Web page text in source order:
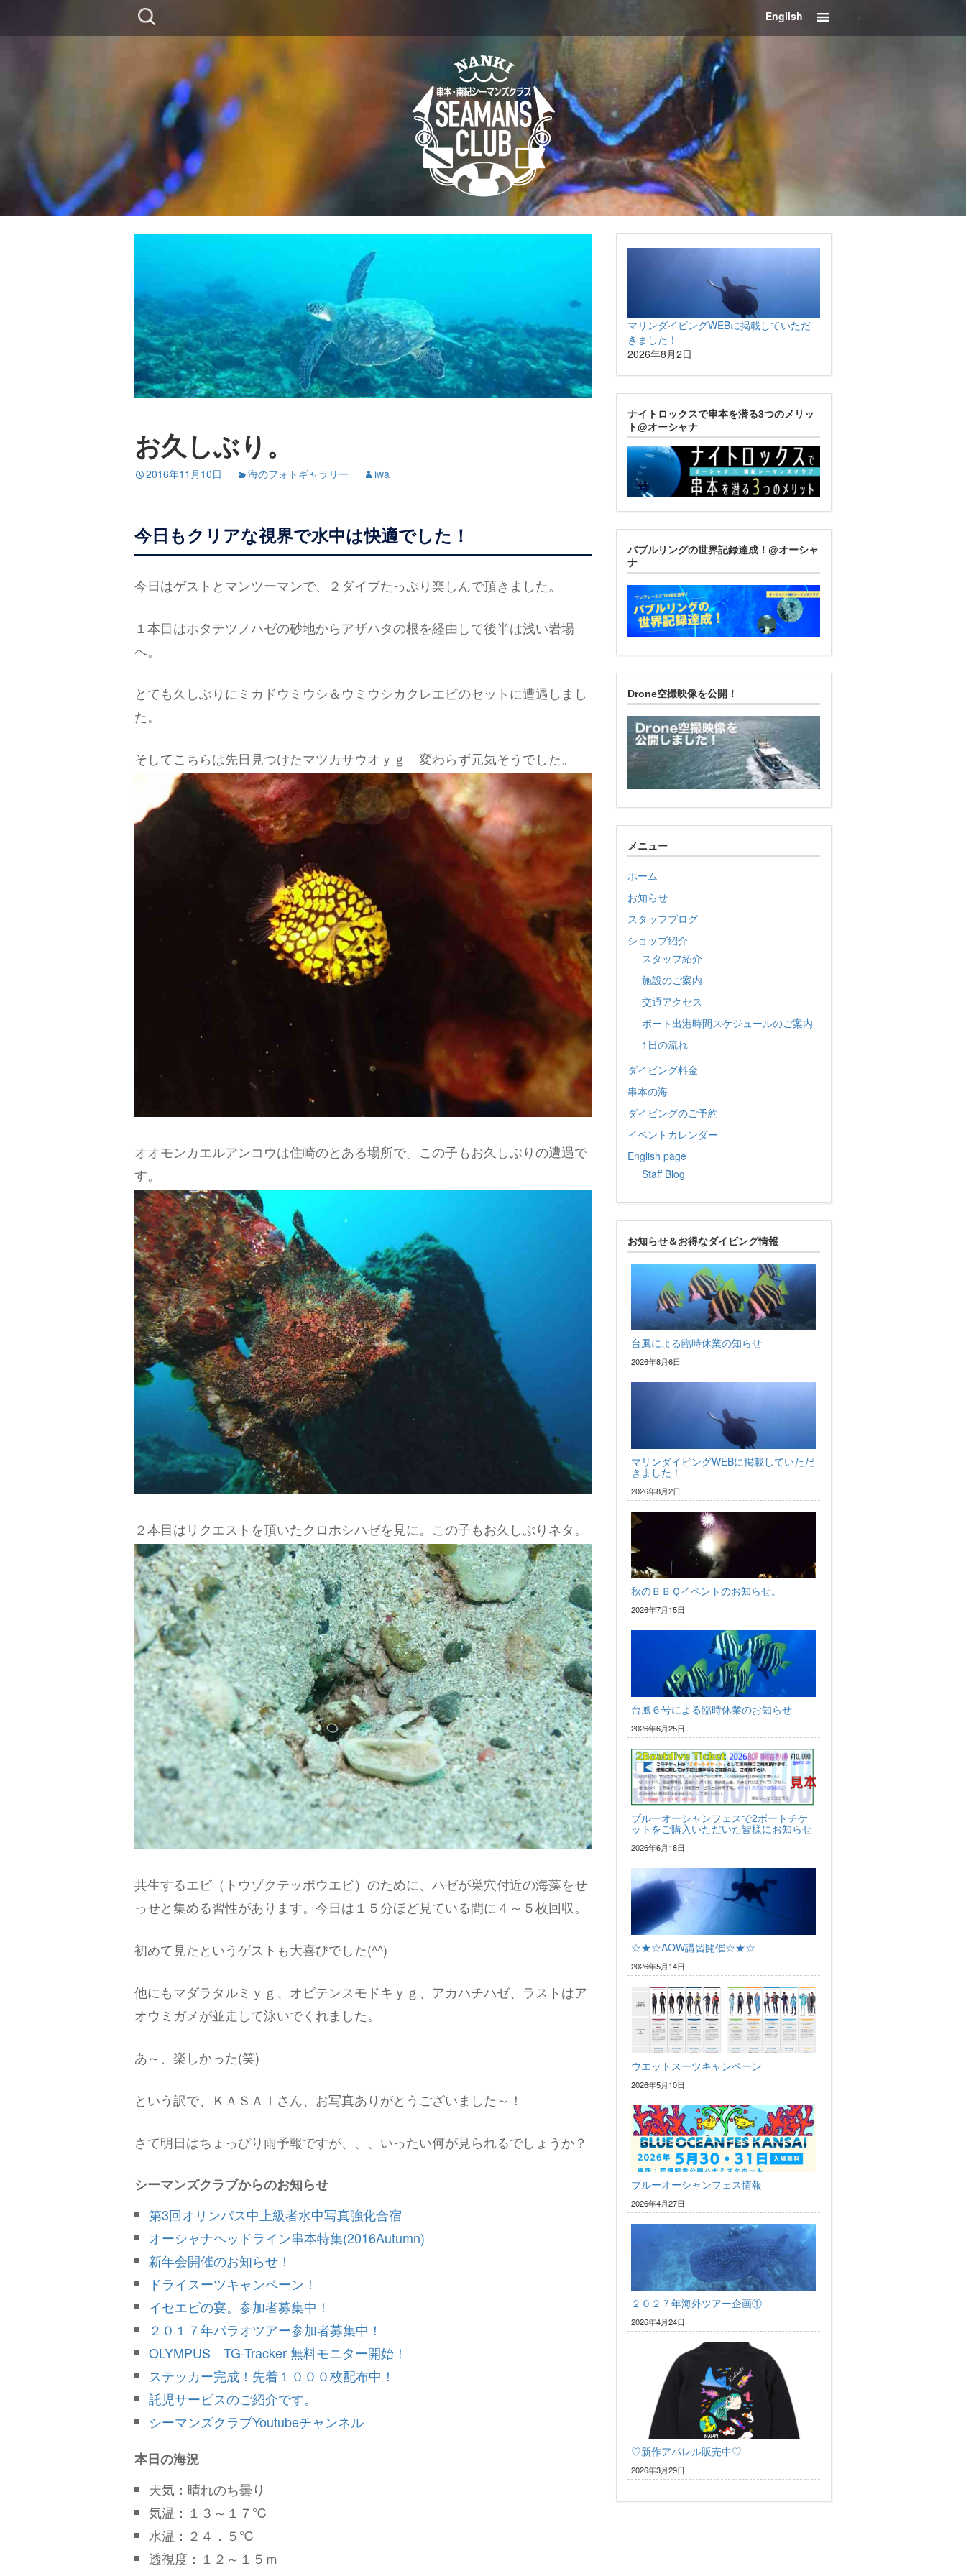
検
索:
コ
ン
テ
English
お久しぶり。
2016年11月10日 海のフォトギャラリー iwa
今日もクリアな視界で水中は快適でした！
今日はゲストとマンツーマンで、２ダイブたっぷり楽しんで頂きました。
１本目はホタテツノハゼの砂地からアザハタの根を経由して後半は浅い岩場
へ。
とても久しぶりにミカドウミウシ＆ウミウシカクレエビのセットに遭遇しまし
た。
そしてこちらは先日見つけたマツカサウオｙｇ 変わらず元気そうでした。
オオモンカエルアンコウは住崎のとある場所で。この子もお久しぶりの遭遇で
す。
２本目はリクエストを頂いたクロホシハゼを見に。この子もお久しぶりネタ。
共生するエビ（トウゾクテッポウエビ）のために、ハゼが巣穴付近の海藻をせ
っせと集める習性があります。今日は１５分ほど見ている間に４～５枚回収。
初めて見たというゲストも大喜びでした(^^)
他にもマダラタルミｙｇ、オビテンスモドキｙｇ、アカハチハゼ、ラストはア
オウミガメが並走して泳いでくれました。
あ～、楽しかった(笑)
という訳で、ＫＡＳＡＩさん、お写真ありがとうございました～！
さて明日はちょっぴり雨予報ですが、、、いったい何が見られるでしょうか？
シーマンズクラブからのお知らせ
第3回オリンパス中上級者水中写真強化合宿
オーシャナヘッドライン串本特集(2016Autumn)
新年会開催のお知らせ！
ドライスーツキャンペーン！
イセエビの宴。参加者募集中！
２０１７年パラオツアー参加者募集中！
OLYMPUS TG-Tracker 無料モニター開始！
ステッカー完成！先着１０００枚配布中！
託児サービスのご紹介です。
シーマンズクラブYoutubeチャンネル
本日の海況
天気：晴れのち曇り
気温：１３～１７℃
水温：２４．５℃
透視度：１２～１５ｍ
マリンダイビングWEBに掲載していただ
きました！
2026年8月2日
ナイトロックスで串本を潜る3つのメリッ
ト@オーシャナ
バブルリングの世界記録達成！@オーシャ
ナ
Drone空撮映像を公開！
メニュー
ホーム
お知らせ
スタッフブログ
ショップ紹介
スタッフ紹介
施設のご案内
交通アクセス
ボート出港時間スケジュールのご案内
1日の流れ
ダイビング料金
串本の海
ダイビングのご予約
イベントカレンダー
English page
Staff Blog
お知らせ＆お得なダイビング情報
台風による臨時休業の知らせ
2026年8月6日
マリンダイビングWEBに掲載していただ
きました！
2026年8月2日
秋のＢＢＱイベントのお知らせ。
2026年7月15日
台風６号による臨時休業のお知らせ
2026年6月25日
ブルーオーシャンフェスで2ボートチケ
ットをご購入いただいた皆様にお知らせ
2026年6月18日
☆★☆AOW講習開催☆★☆
2026年5月14日
ウエットスーツキャンペーン
2026年5月10日
ブルーオーシャンフェス情報
2026年4月27日
２０２７年海外ツアー企画①
2026年4月24日
♡新作アパレル販売中♡
2026年3月29日